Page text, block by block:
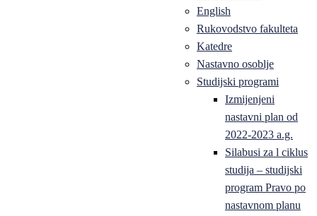
English
Rukovodstvo fakulteta
Katedre
Nastavno osoblje
Studijski programi
Izmijenjeni
nastavni plan od
2022-2023 a.g.
Silabusi za l ciklus
studija – studijski
program Pravo po
nastavnom planu